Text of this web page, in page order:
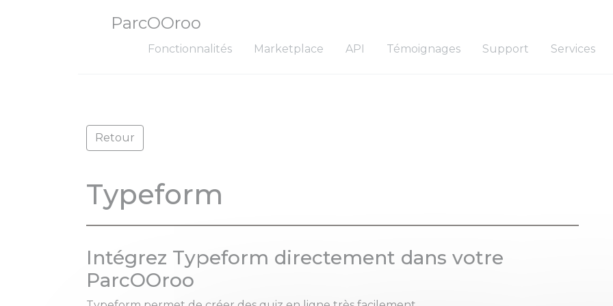
ParcOOroo
Fonctionnalités Marketplace API Témoignages Support Services
Retour
Typeform
Intégrez Typeform directement dans votre
ParcOOroo